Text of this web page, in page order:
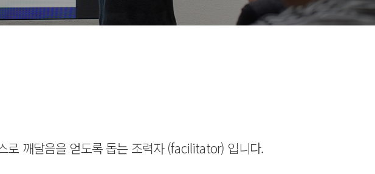
로 깨달음을 얻도록 돕는 조력자 (facilitator) 입니다.